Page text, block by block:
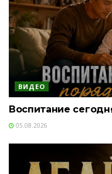
ВИДЕО
Воспитание
05.08.2026